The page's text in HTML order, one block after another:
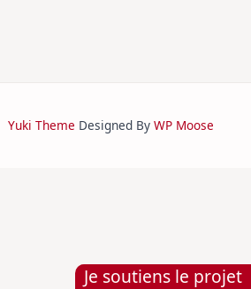
Je soutiens le projet
Yuki Theme Designed By WP Moose